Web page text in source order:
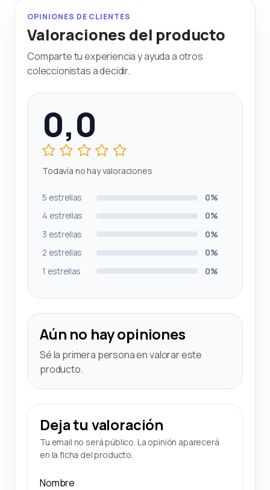
OPINIONES DE CLIENTES
Valoraciones del producto
Comparte tu experiencia y ayuda a otros
coleccionistas a decidir.
0,0
Todavía no hay valoraciones
5 estrellas
0%
4 estrellas
0%
3 estrellas
0%
2 estrellas
0%
1 estrellas
0%
Aún no hay opiniones
Sé la primera persona en valorar este
producto.
Deja tu valoración
Tu email no será público. La opinión aparecerá
en la ficha del producto.
Nombre